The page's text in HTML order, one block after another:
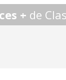
+ de